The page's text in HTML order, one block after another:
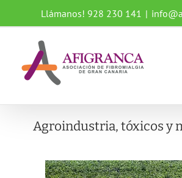
contenido
Llámanos! 928 230 141 |
Agroindustria, tóxicos y